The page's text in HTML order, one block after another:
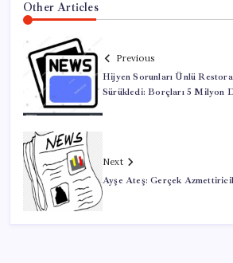
Other Articles
Previous
Hijyen Sorunları Ünlü
Sürükledi: Borçları 5 Milyon
Next
Ayşe Ateş: Gerçek